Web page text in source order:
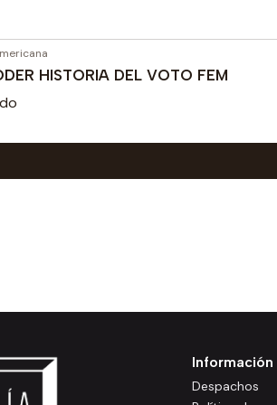
HISTORIA DEL VOTO FEM
Información
Despachos